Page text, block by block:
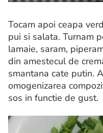
Tocam apoi ceapa
pui si salata. Turnam
lamaie, saram,
din amestecul de
smantana cate putin.
omogenizarea
sos in functie de gust.